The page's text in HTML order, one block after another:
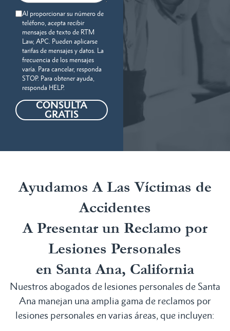
Al proporcionar su número de
teléfono, acepta recibir
mensajes de texto de RTM
Law, APC. Pueden aplicarse
tarifas de mensajes y datos. La
frecuencia de los mensajes
varía. Para cancelar, responda
STOP. Para obtener ayuda,
responda HELP.
CONSULTA
GRATIS
Ayudamos A Las Víctimas de
Accidentes
A Presentar un Reclamo por
Lesiones Personales
en Santa Ana, California
Nuestros abogados de lesiones personales de Santa
Ana manejan una amplia gama de reclamos por
lesiones personales en varias áreas, que incluyen: